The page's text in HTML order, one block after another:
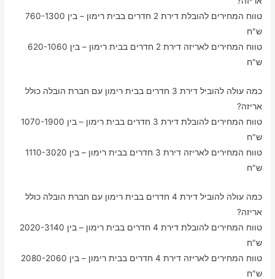
טווח המחירים להובלת דירת 2 חדרים בבית רימון – בין 760-1300
ש"ח
טווח המחירים לאריזה דירת 2 חדרים בבית רימון – בין 620-1060
ש"ח
כמה עולה להוביל דירת 3 חדרים בבית רימון עם חברת הובלה כולל
אריזה?
טווח המחירים להובלת דירת 3 חדרים בבית רימון – בין 1070-1900
ש"ח
טווח המחירים לאריזה דירת 3 חדרים בבית רימון – בין 1110-3020
ש"ח
כמה עולה להוביל דירת 4 חדרים בבית רימון עם חברת הובלה כולל
אריזה?
טווח המחירים להובלת דירת 4 חדרים בבית רימון – בין 2020-3140
ש"ח
טווח המחירים לאריזה דירת 4 חדרים בבית רימון – בין 2080-2060
ש"ח